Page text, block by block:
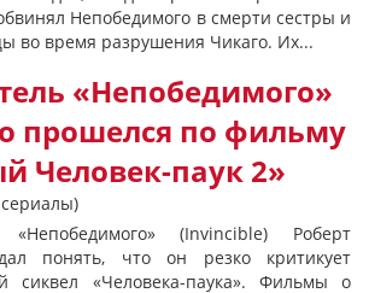
Непобедимого в смерти сестры и
во время разрушения Чикаго. Их...
«Непобедимого»
прошелся по фильму
Человек-паук 2»
«Непобедимого» (Invincible) Роберт
понять, что он резко критикует
сиквел «Человека-паука». Фильмы о